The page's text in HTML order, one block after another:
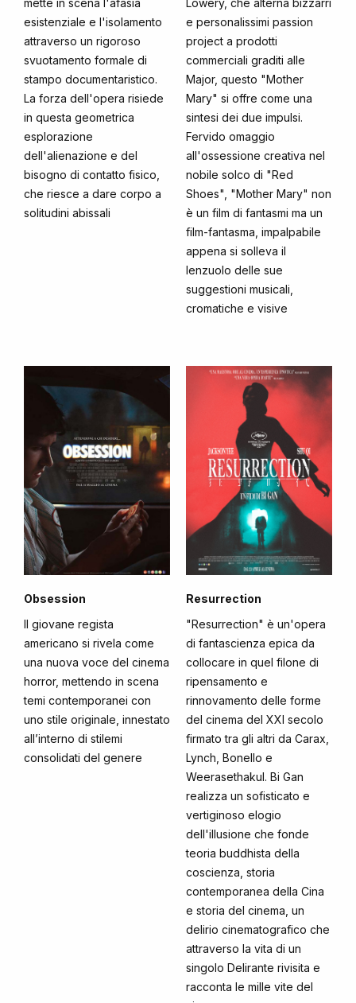
esistenziale e l'isolamento
attraverso un rigoroso
svuotamento formale di
stampo documentaristico.
La forza dell'opera risiede
in questa geometrica
esplorazione
dell'alienazione e del
bisogno di contatto fisico,
che riesce a dare corpo a
solitudini abissali
e personalissimi passion
project a prodotti
commerciali graditi alle
Major, questo "Mother
Mary" si offre come una
sintesi dei due impulsi.
Fervido omaggio
all'ossessione creativa nel
nobile solco di "Red
Shoes", "Mother Mary" non
è un film di fantasmi ma un
film-fantasma, impalpabile
appena si solleva il
lenzuolo delle sue
suggestioni musicali,
cromatiche e visive
Obsession
Il giovane regista
americano si rivela come
una nuova voce del cinema
horror, mettendo in scena
temi contemporanei con
uno stile originale, innestato
all’interno di stilemi
consolidati del genere
Resurrection
"Resurrection" è un'opera
di fantascienza epica da
collocare in quel filone di
ripensamento e
rinnovamento delle forme
del cinema del XXI secolo
firmato tra gli altri da Carax,
Lynch, Bonello e
Weerasethakul. Bi Gan
realizza un sofisticato e
vertiginoso elogio
dell'illusione che fonde
teoria buddhista della
coscienza, storia
contemporanea della Cina
e storia del cinema, un
delirio cinematografico che
attraverso la vita di un
singolo Delirante rivisita e
racconta le mille vite del